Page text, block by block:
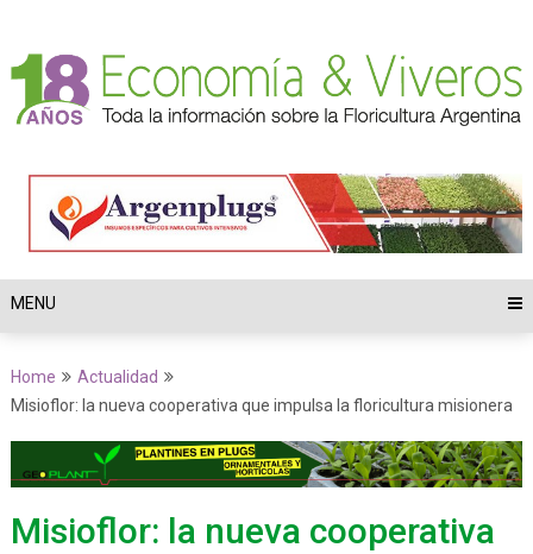
MENU
Home
Actualidad
Misioflor: la nueva cooperativa que impulsa la floricultura misionera
Misioflor: la nueva cooperativa